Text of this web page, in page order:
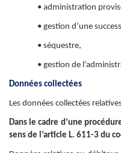
• administration
• gestion d’une
• séquestre,
• gestion de
Données collectées
Les données collectées
Dans le cadre d’une
sens de l’article L. 611-3 du